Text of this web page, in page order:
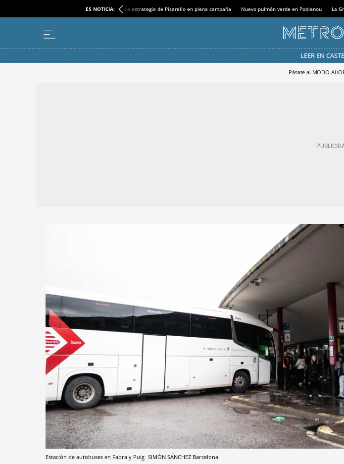
ES NOTICIA: La estrategia de Pisarello en plena campaña Nuevo pulmón verde en Poblenou La
LEER EN
Pásate al MODO
Estación de autobuses en Fabra y Puig SIMÓN SÁNCHEZ Barcelona